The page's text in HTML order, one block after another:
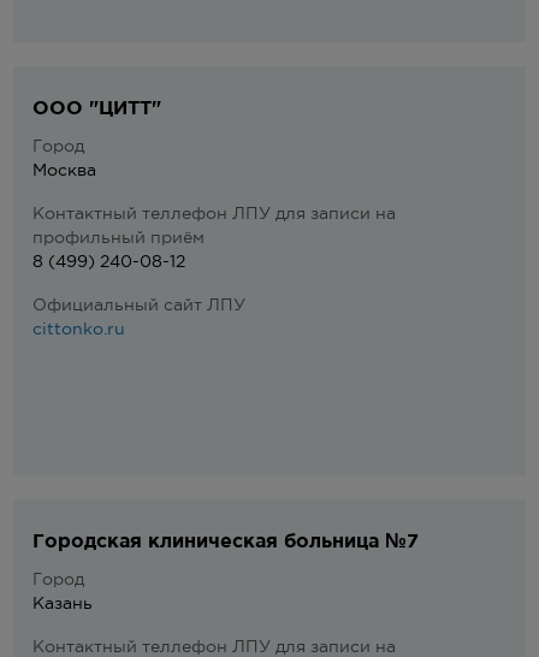
ООО "ЦИТТ"
Город
Москва
Контактный теллефон ЛПУ для записи на
профильный приём
8 (499) 240-08-12
Официальный сайт ЛПУ
cittonko.ru
Городская клиническая больница №7
Город
Казань
Контактный теллефон ЛПУ для записи на